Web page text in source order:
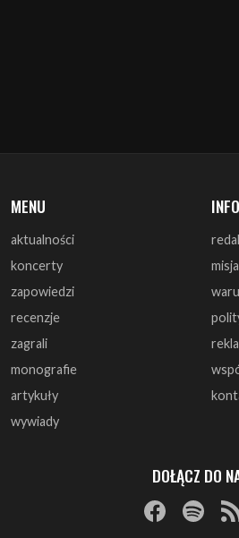
aktualności
zapowiedzi
recenzje
zagrali
monografie
artykuły
wywiady
DOŁĄCZ DO
© 1997 - 2025 ArtRock.pl -